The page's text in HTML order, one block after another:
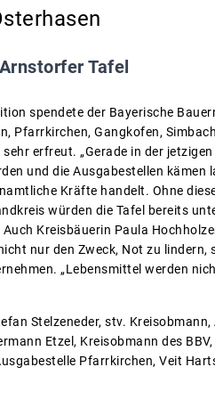
Tafel
spendete der Bayerische
Pfarrkirchen, Gangkofen,
erfreut. „Gerade in der jetzigen
und die Ausgabestellen kämen
Kräfte handelt. Ohne
würden die Tafel bereits
Kreisbäuerin Paula
nur den Zweck, Not zu lindern,
„Lebensmittel werden
Stelzeneder, stv. Kreisobmann,
Etzel, Kreisobmann des BBV,
Pfarrkirchen, Veit